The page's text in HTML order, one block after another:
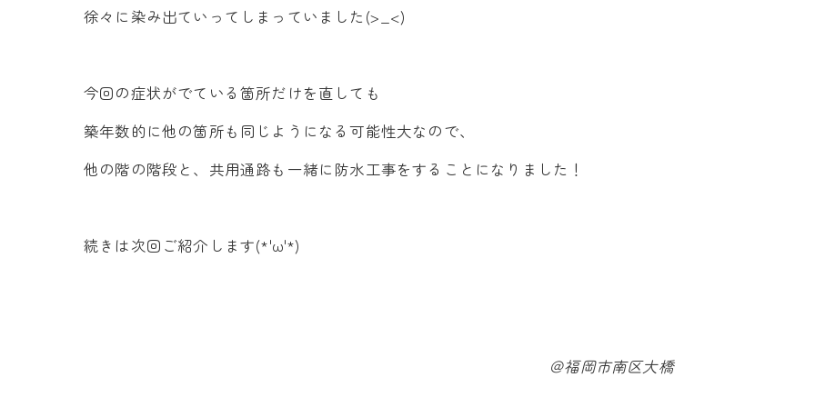
徐々に染み出ていってしまっていました(>_<)
今回の症状がでている箇所だけを直しても
築年数的に他の箇所も同じようになる可能性大なので、
他の階の階段と、共用通路も一緒に防水工事をすることになりました！
続きは次回ご紹介します(*'ω'*)
＠福岡市南区大橋